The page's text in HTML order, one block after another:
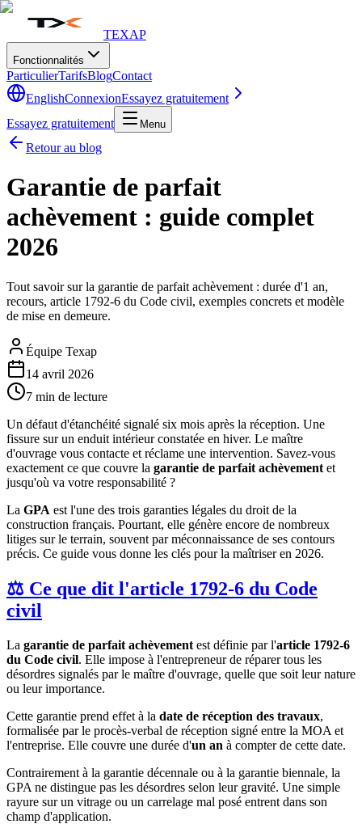
TEXAP
Fonctionnalités
ParticulierTarifsBlogContact
EnglishConnexionEssayez gratuitement
Essayez gratuitement
Menu
Retour au blog
Garantie de parfait
achèvement : guide complet
2026
Tout savoir sur la garantie de parfait achèvement : durée d'1 an,
recours, article 1792-6 du Code civil, exemples concrets et modèle
de mise en demeure.
Équipe Texap
14 avril 2026
7 min de lecture
Un défaut d'étanchéité signalé six mois après la réception. Une
fissure sur un enduit intérieur constatée en hiver. Le maître
d'ouvrage vous contacte et réclame une intervention. Savez-vous
exactement ce que couvre la garantie de parfait achèvement et
jusqu'où va votre responsabilité ?
La GPA est l'une des trois garanties légales du droit de la
construction français. Pourtant, elle génère encore de nombreux
litiges sur le terrain, souvent par méconnaissance de ses contours
précis. Ce guide vous donne les clés pour la maîtriser en 2026.
⚖️ Ce que dit l'article 1792-6 du Code
civil
La garantie de parfait achèvement est définie par l'article 1792-6
du Code civil. Elle impose à l'entrepreneur de réparer tous les
désordres signalés par le maître d'ouvrage, quelle que soit leur nature
ou leur importance.
Cette garantie prend effet à la date de réception des travaux,
formalisée par le procès-verbal de réception signé entre la MOA et
l'entreprise. Elle couvre une durée d'un an à compter de cette date.
Contrairement à la garantie décennale ou à la garantie biennale, la
GPA ne distingue pas les désordres selon leur gravité. Une simple
rayure sur un vitrage ou un carrelage mal posé entrent dans son
champ d'application.